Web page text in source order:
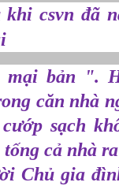
khi csvn đã
mại bản ".
căn nhà
sạch
cả nhà
Chủ gia